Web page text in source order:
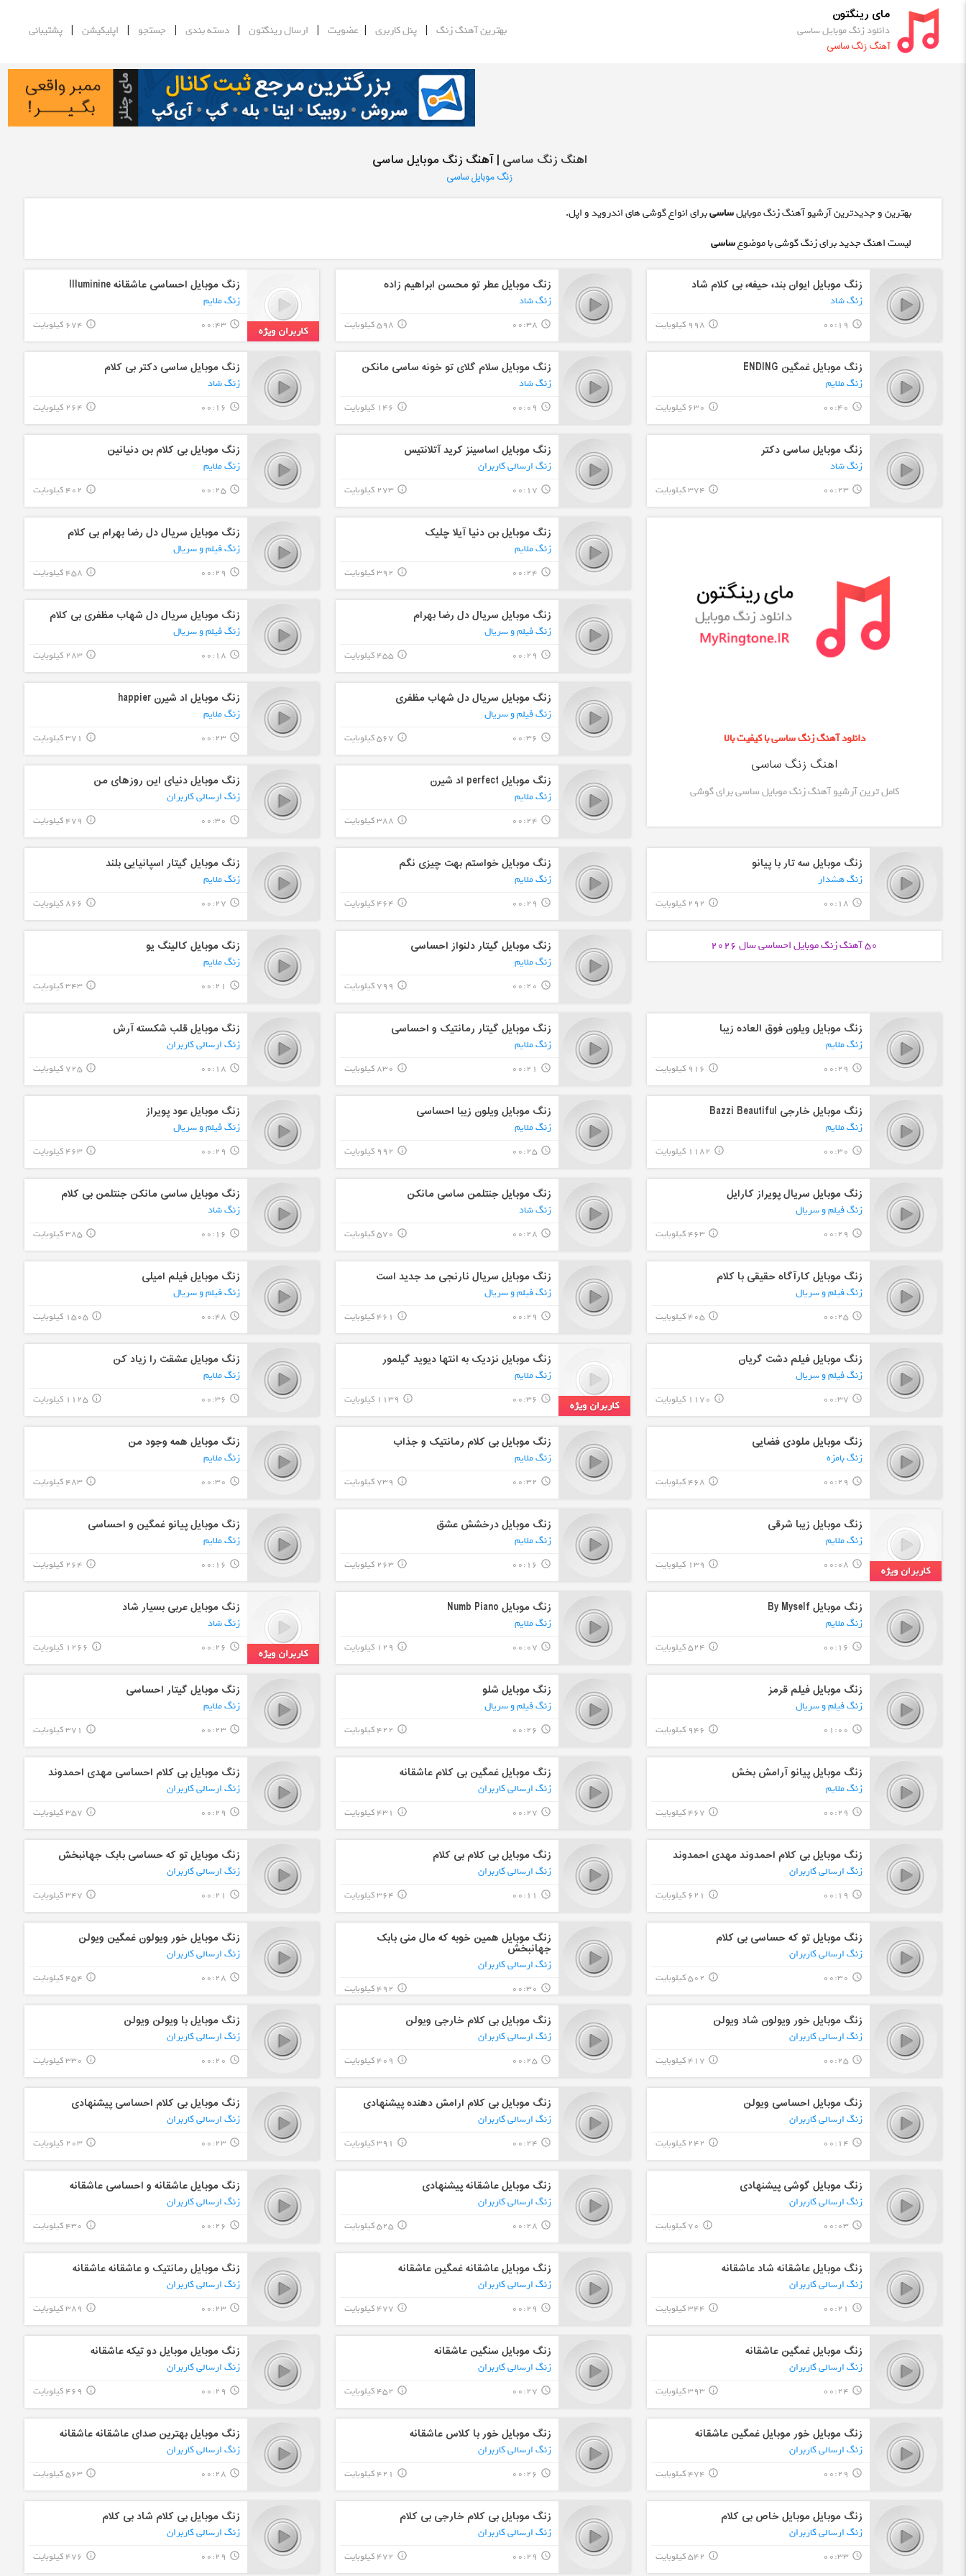
مای رینگتون
دانلود زنگ موبایل ساسی
آهنگ زنگ ساسی
بهترین آهنگ زنگ |پنل کاربری | عضویت | ارسال رینگتون |دسته بندی | جستجو | اپلیکیشن |پشتیبانی
اهنگ زنگ ساسی | آهنگ زنگ موبایل ساسی
زنگ موبایل ساسی
بهترین و جدیدترین آرشیو آهنگ زنگ موبایلساسیبرای انواع گوشی های اندروید و اپل.
لیست اهنگ جدید برای زنگ گوشی با موضوعساسی
زنگ موبایل ایوان بند، حیفه، بی کلام شاد
زنگ شاد
query_builder
00:19 998 کیلوبایت info_outline
زنگ موبایل عطر تو محسن ابراهیم زاده
زنگ شاد
query_builder
00:38 598 کیلوبایت info_outline
زنگ موبایل احساسی عاشقانه Illuminine
زنگ ملایم
query_builder
00:43 674 کیلوبایت info_outline
زنگ موبایل غمگین ENDING
زنگ ملایم
query_builder
00:40 630 کیلوبایت info_outline
زنگ موبایل سلام گلای تو خونه ساسی مانکن
زنگ شاد
query_builder
00:09 146 کیلوبایت info_outline
زنگ موبایل ساسی دکتر بی کلام
زنگ شاد
query_builder
00:16 264 کیلوبایت info_outline
زنگ موبایل ساسی دکتر
زنگ شاد
query_builder
00:23 374 کیلوبایت info_outline
زنگ موبایل اساسینز کرید آتلانتیس
زنگ ارسالی کاربران
query_builder
00:17 273 کیلوبایتinfo_outline
زنگ موبایل بی کلام بن دنیانین
زنگ ملایم
query_builder
00:25 402 کیلوبایت info_outline
دانلود آهنگ زنگ ساسی با کیفیت بالا
اهنگ زنگ ساسی
کامل ترین آرشیو آهنگ زنگ موبایل ساسی برای گوشی
زنگ موبایل بن دنیا آیلا چلیک
زنگ ملایم
query_builder
00:24 392 کیلوبایت info_outline
زنگ موبایل سریال دل رضا بهرام بی کلام
زنگ فیلم و سریال
query_builder
00:29 458 کیلوبایت info_outline
زنگ موبایل سریال دل رضا بهرام
زنگ فیلم و سریال
query_builder
00:29 455 کیلوبایتinfo_outline
زنگ موبایل سریال دل شهاب مظفری بی کلام
زنگ فیلم و سریال
query_builder
00:18 283 کیلوبایتinfo_outline
زنگ موبایل سریال دل شهاب مظفری
زنگ فیلم و سریال
query_builder
00:36 567 کیلوبایت info_outline
زنگ موبایل اد شیرن happier
زنگ ملایم
query_builder
00:23 371 کیلوبایت info_outline
زنگ موبایل perfect اد شیرن
زنگ ملایم
query_builder
00:24 388 کیلوبایت info_outline
زنگ موبایل دنیای این روزهای من
زنگ ارسالی کاربران
query_builder
00:30 479 کیلوبایت info_outline
زنگ موبایل سه تار با پیانو
زنگ هشدار
query_builder
00:18 292 کیلوبایت info_outline
زنگ موبایل خواستم بهت چیزی نگم
زنگ ملایم
query_builder
00:29 464 کیلوبایت info_outline
زنگ موبایل گیتار اسپانیایی بلند
زنگ ملایم
query_builder
00:27 866 کیلوبایت info_outline
50 آهنگ زنگ موبایل احساسیسال 2026 زنگ موبایل گیتار دلنواز احساسی
زنگ ملایم
query_builder
00:20 799 کیلوبایت info_outline
زنگ موبایل کالینگ یو
زنگ ملایم
query_builder
00:21 343 کیلوبایتinfo_outline
زنگ موبایل ویلون فوق العاده زیبا
زنگ ملایم
query_builder
00:29 916 کیلوبایت info_outline
زنگ موبایل گیتار رمانتیک و احساسی
زنگ ملایم
query_builder
00:21 830 کیلوبایت info_outline
زنگ موبایل قلب شکسته آرش
زنگ ارسالی کاربران
query_builder
00:18 725 کیلوبایتinfo_outline
زنگ موبایل خارجی Bazzi Beautiful
زنگ ملایم
query_builder
00:30 1182 کیلوبایت info_outline
زنگ موبایل ویلون زیبا احساسی
زنگ ملایم
query_builder
00:25 992 کیلوبایت info_outline
زنگ موبایل عود پویراز
زنگ فیلم و سریال
query_builder
00:29 463 کیلوبایتinfo_outline
زنگ موبایل سریال پویراز کارایل
زنگ فیلم و سریال
query_builder
00:29 463 کیلوبایتinfo_outline
زنگ موبایل جنتلمن ساسی مانکن
زنگ شاد
query_builder
00:28 570 کیلوبایت info_outline
زنگ موبایل ساسی مانکن جنتلمن بی کلام
زنگ شاد
query_builder
00:16 385 کیلوبایتinfo_outline
زنگ موبایل کارآگاه حقیقی با کلام
زنگ فیلم و سریال
query_builder
00:25 405 کیلوبایتinfo_outline
زنگ موبایل سریال نارنجی مد جدید است
زنگ فیلم و سریال
query_builder
00:29 461 کیلوبایت info_outline
زنگ موبایل فیلم امیلی
زنگ فیلم و سریال
query_builder
00:48 1505 کیلوبایتinfo_outline
زنگ موبایل فیلم دشت گریان
زنگ فیلم و سریال
query_builder
00:37 1170 کیلوبایت info_outline
زنگ موبایل نزدیک به انتها دیوید گیلمور
زنگ ملایم
query_builder
00:36 1139 کیلوبایت info_outline
زنگ موبایل عشقت را زیاد کن
زنگ ملایم
query_builder
00:36 1125 کیلوبایتinfo_outline
زنگ موبایل ملودی فضایی
زنگ بامزه
query_builder
00:29 468 کیلوبایت info_outline
زنگ موبایل بی کلام رمانتیک و جذاب
زنگ ملایم
query_builder
00:32 739 کیلوبایت info_outline
زنگ موبایل همه وجود من
زنگ ملایم
query_builder
00:30 483 کیلوبایتinfo_outline
زنگ موبایل زیبا شرقی
زنگ ملایم
query_builder
00:08 139 کیلوبایت info_outline
زنگ موبایل درخشش عشق
زنگ ملایم
query_builder
00:16 263 کیلوبایتinfo_outline
زنگ موبایل پیانو غمگین و احساسی
زنگ ملایم
query_builder
00:16 264 کیلوبایت info_outline
زنگ موبایل By Myself
زنگ ملایم
query_builder
00:16 524 کیلوبایت info_outline
زنگ موبایل Numb Piano
زنگ ملایم
query_builder
00:07 129 کیلوبایت info_outline
زنگ موبایل عربی بسیار شاد
زنگ شاد
query_builder
00:26 1266 کیلوبایت info_outline
زنگ موبایل فیلم قرمز
زنگ فیلم و سریال
query_builder
01:00 946 کیلوبایت info_outline
زنگ موبایل شلو
زنگ فیلم و سریال
query_builder
00:26 422 کیلوبایت info_outline
زنگ موبایل گیتار احساسی
زنگ ملایم
query_builder
00:23 371 کیلوبایت info_outline
زنگ موبایل پیانو آرامش بخش
زنگ ملایم
query_builder
00:29 467 کیلوبایت info_outline
زنگ موبایل غمگین بی کلام عاشقانه
زنگ ارسالی کاربران
query_builder
00:27 431 کیلوبایت info_outline
زنگ موبایل بی کلام احساسی مهدی احمدوند
زنگ ارسالی کاربران
query_builder
00:29 357 کیلوبایت info_outline
زنگ موبایل بی کلام احمدوند مهدی احمدوند
زنگ ارسالی کاربران
query_builder
00:19 621 کیلوبایت info_outline
زنگ موبایل بی کلام بی کلام
زنگ ارسالی کاربران
query_builder
00:11 364 کیلوبایت info_outline
زنگ موبایل تو که حساسی بابک جهانبخش
زنگ ارسالی کاربران
query_builder
00:21 347 کیلوبایت info_outline
زنگ موبایل تو که حساسی بی کلام
زنگ ارسالی کاربران
query_builder
00:30 502 کیلوبایت info_outline
زنگ موبایل همین خوبه که مال منی بابک
جهانبخش
زنگ ارسالی کاربران
query_builder
00:30 492 کیلوبایت info_outline
زنگ موبایل خور ویولون غمگین ویولن
زنگ ارسالی کاربران
query_builder
00:28 454 کیلوبایت info_outline
زنگ موبایل خور ویولون شاد ویولن
زنگ ارسالی کاربران
query_builder
00:25 417 کیلوبایت info_outline
زنگ موبایل بی کلام خارجی ویولن
زنگ ارسالی کاربران
query_builder
00:25 409 کیلوبایت info_outline
زنگ موبایل با ویولن ویولن
زنگ ارسالی کاربران
query_builder
00:20 330 کیلوبایت info_outline
زنگ موبایل احساسی ویولن
زنگ ارسالی کاربران
query_builder
00:14 242 کیلوبایت info_outline
زنگ موبایل بی کلام ارامش دهنده پیشنهادی
زنگ ارسالی کاربران
query_builder
00:24 391 کیلوبایت info_outline
زنگ موبایل بی کلام احساسی پیشنهادی
زنگ ارسالی کاربران
query_builder
00:23 203 کیلوبایتinfo_outline
زنگ موبایل گوشی پیشنهادی
زنگ ارسالی کاربران
query_builder
00:03 70 کیلوبایت info_outline
زنگ موبایل عاشقانه پیشنهادی
زنگ ارسالی کاربران
query_builder
00:28 525 کیلوبایتinfo_outline
زنگ موبایل عاشقانه و احساسی عاشقانه
زنگ ارسالی کاربران
query_builder
00:26 430 کیلوبایت info_outline
زنگ موبایل عاشقانه شاد عاشقانه
زنگ ارسالی کاربران
query_builder
00:21 344 کیلوبایت info_outline
زنگ موبایل عاشقانه غمگین عاشقانه
زنگ ارسالی کاربران
query_builder
00:29 477 کیلوبایت info_outline
زنگ موبایل رمانتیک و عاشقانه عاشقانه
زنگ ارسالی کاربران
query_builder
00:23 389 کیلوبایت info_outline
زنگ موبایل غمگین عاشقانه
زنگ ارسالی کاربران
query_builder
00:24 393 کیلوبایتinfo_outline
زنگ موبایل سنگین عاشقانه
زنگ ارسالی کاربران
query_builder
00:27 452 کیلوبایت info_outline
زنگ موبایل موبایل دو تیکه عاشقانه
زنگ ارسالی کاربران
query_builder
00:29 469 کیلوبایت info_outline
زنگ موبایل خور موبایل غمگین عاشقانه
زنگ ارسالی کاربران
query_builder
00:29 474 کیلوبایت info_outline
زنگ موبایل خور با کلاس عاشقانه
زنگ ارسالی کاربران
query_builder
00:26 421 کیلوبایت info_outline
زنگ موبایل بهترین صدای عاشقانه عاشقانه
زنگ ارسالی کاربران
query_builder
00:28 563 کیلوبایتinfo_outline
زنگ موبایل موبایل خاص بی کلام
زنگ ارسالی کاربران
query_builder
00:33 542 کیلوبایت info_outline
زنگ موبایل بی کلام خارجی بی کلام
زنگ ارسالی کاربران
query_builder
00:29 472 کیلوبایت info_outline
زنگ موبایل بی کلام شاد بی کلام
زنگ ارسالی کاربران
query_builder
00:29 476 کیلوبایت info_outline